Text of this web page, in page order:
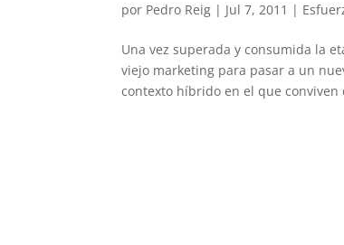
por Pedro Reig | Jul 7, 2011 |
Una vez superada y consumida la
viejo marketing para pasar a un
contexto híbrido en el que conviven